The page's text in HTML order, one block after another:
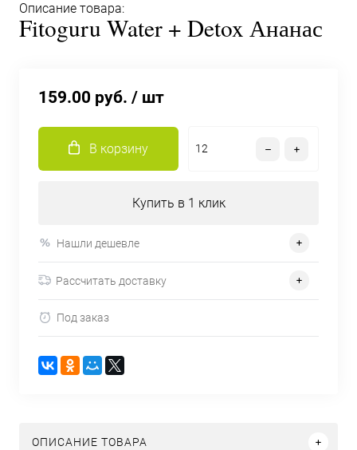
Описание товара:
Fitoguru Water + Detox Ананас
159.00 руб. / шт
В корзину
Купить в 1 клик
Нашли дешевле
Рассчитать доставку
Под заказ
ОПИСАНИЕ ТОВАРА